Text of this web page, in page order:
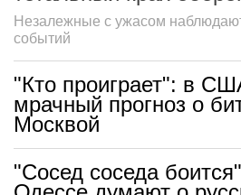
Незалежные с ужасом
событий
"Кто проиграет": в
мрачный прогноз о
Москвой
"Сосед соседа